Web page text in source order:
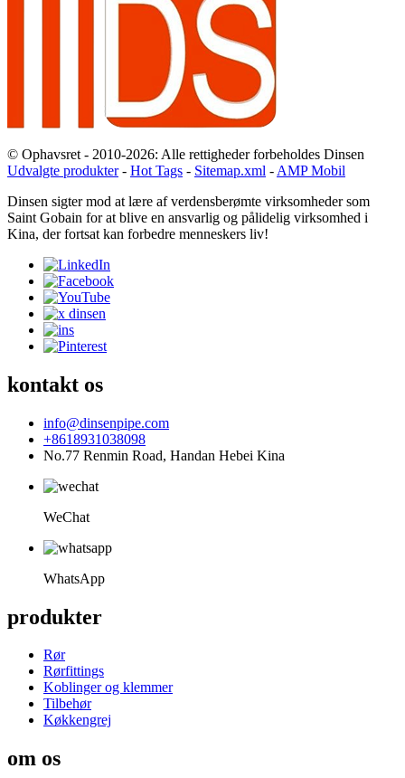
© Ophavsret - 2010-2026: Alle rettigheder forbeholdes Dinsen
Udvalgte produkter- Hot Tags - Sitemap.xml - AMP Mobil
Dinsen sigter mod at lære af verdensberømte virksomheder som
Saint Gobain for at blive en ansvarlig og pålidelig virksomhed i
Kina, der fortsat kan forbedre menneskers liv!
kontakt os
info@dinsenpipe.com
+8618931038098
No.77 Renmin Road, Handan Hebei Kina
WeChat
WhatsApp
produkter
Rør
Rørfittings
Koblinger og klemmer
Tilbehør
Køkkengrej
om os